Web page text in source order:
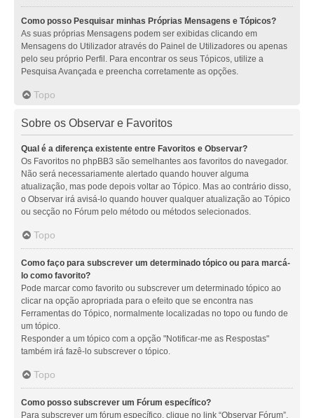
Como posso Pesquisar minhas Próprias Mensagens e Tópicos?
As suas próprias Mensagens podem ser exibidas clicando em
Mensagens do Utilizador através do Painel de Utilizadores ou apenas
pelo seu próprio Perfil. Para encontrar os seus Tópicos, utilize a
Pesquisa Avançada e preencha corretamente as opções.
Topo
Sobre os Observar e Favoritos
Qual é a diferença existente entre Favoritos e Observar?
Os Favoritos no phpBB3 são semelhantes aos favoritos do navegador.
Não será necessariamente alertado quando houver alguma
atualização, mas pode depois voltar ao Tópico. Mas ao contrário disso,
o Observar irá avisá-lo quando houver qualquer atualização ao Tópico
ou secção no Fórum pelo método ou métodos selecionados.
Topo
Como faço para subscrever um determinado tópico ou para marcá-
lo como favorito?
Pode marcar como favorito ou subscrever um determinado tópico ao
clicar na opção apropriada para o efeito que se encontra nas
Ferramentas do Tópico, normalmente localizadas no topo ou fundo de
um tópico.
Responder a um tópico com a opção "Notificar-me as Respostas"
também irá fazê-lo subscrever o tópico.
Topo
Como posso subscrever um Fórum específico?
Para subscrever um fórum específico, clique no link “Observar Fórum”,